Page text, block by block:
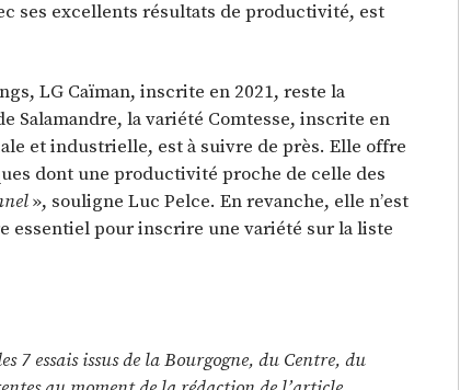
ses excellents résultats de productivité, est
LG Caïman, inscrite en 2021, reste la
Salamandre, la variété Comtesse, inscrite en
et industrielle, est à suivre de près. Elle offre
dont une productivité proche de celle des
», souligne Luc Pelce. En revanche, elle n’est
essentiel pour inscrire une variété sur la liste
7 essais issus de la Bourgogne, du Centre, du